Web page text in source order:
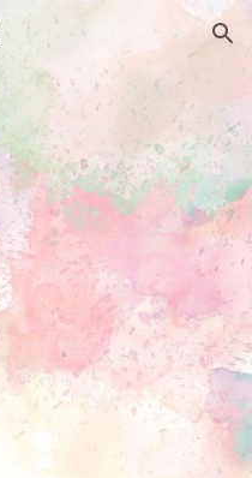
Skip to navigation